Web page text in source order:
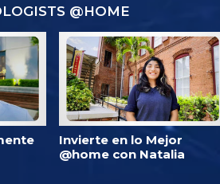
@HOME
Invierte en lo Mejor
@home con Natalia